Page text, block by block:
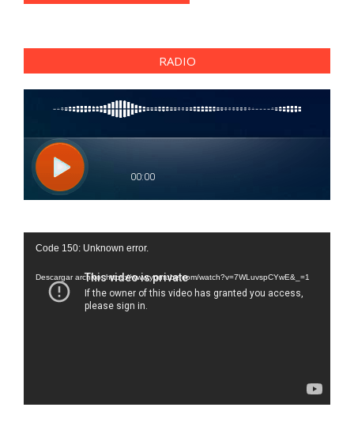
RADIO
Reproductor
vídeo
Code 150: Unknown error.
Descargar archivo: https://www.youtube.com/watch?v=7WLuvspCYwE&_=1